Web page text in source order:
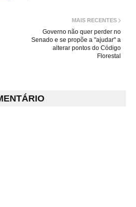
MAIS RECENTES
Governo não quer perder no
Senado e se propõe a "ajudar" a
alterar pontos do Código
Florestal